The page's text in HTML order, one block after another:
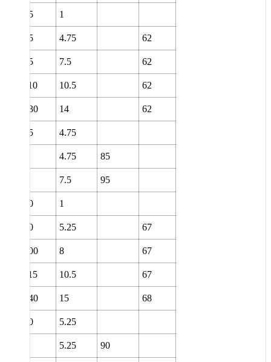
85 1
85 4.75 62
95 7.5 62
110 10.5 62
130 14 62
85 4.75
4.75 85
7.5 95
90 1
90 5.25 67
100 8 67
115 10.5 67
140 15 68
90 5.25
5.25 90